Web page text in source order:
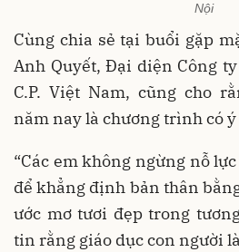
Nội
Cùng chia sẻ tại buổi gặp
Anh Quyết, Đại diện Công
C.P. Việt Nam, cũng cho
năm nay là chương trình có
“Các em không ngừng nỗ
để khẳng định bản thân
ước mơ tươi đẹp trong
tin rằng giáo dục con người